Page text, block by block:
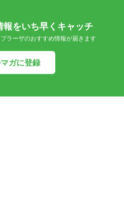
報をいち早くキャッチ
ラーザのおすすめ情報が届きます
ガに登録